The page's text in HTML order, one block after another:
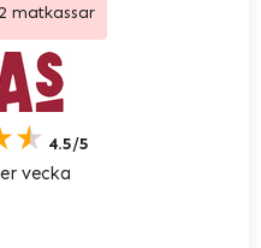
matkassar
4.5/5
vecka